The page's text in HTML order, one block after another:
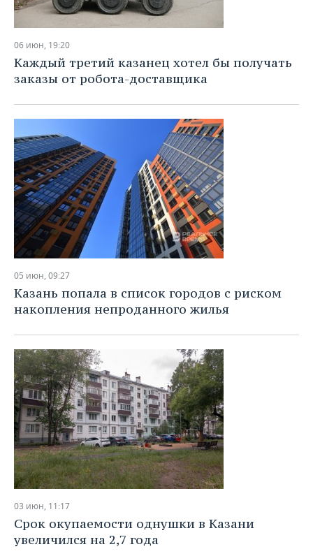
06 июн, 19:20
Каждый третий казанец хотел бы получать
заказы от робота-доставщика
05 июн, 09:27
Казань попала в список городов с риском
накопления непроданного жилья
03 июн, 11:17
Срок окупаемости однушки в Казани
увеличился на 2,7 года